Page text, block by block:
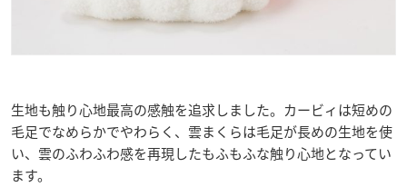
生地も触り心地最高の感触を追求しました。カービィは短めの
毛足でなめらかでやわらく、雲まくらは毛足が長めの生地を使
い、雲のふわふわ感を再現したもふもふな触り心地となってい
ます。